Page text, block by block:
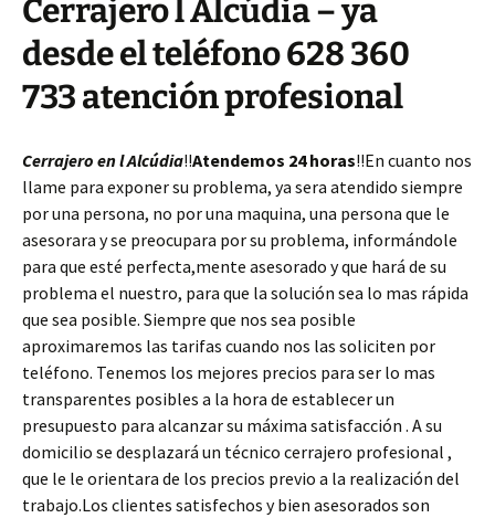
Cerrajero l Alcúdia – ya
desde el teléfono 628 360
733 atención profesional
Cerrajero en l Alcúdia!!Atendemos 24 horas!!En cuanto nos
llame para exponer su problema, ya sera atendido siempre
por una persona, no por una maquina, una persona que le
asesorara y se preocupara por su problema, informándole
para que esté perfecta,mente asesorado y que hará de su
problema el nuestro, para que la solución sea lo mas rápida
que sea posible. Siempre que nos sea posible
aproximaremos las tarifas cuando nos las soliciten por
teléfono. Tenemos los mejores precios para ser lo mas
transparentes posibles a la hora de establecer un
presupuesto para alcanzar su máxima satisfacción . A su
domicilio se desplazará un técnico cerrajero profesional ,
que le le orientara de los precios previo a la realización del
trabajo.Los clientes satisfechos y bien asesorados son